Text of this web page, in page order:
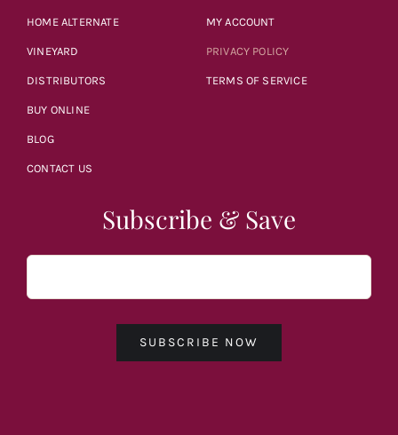
HOME ALTERNATE
VINEYARD
DISTRIBUTORS
BUY ONLINE
BLOG
CONTACT US
MY ACCOUNT
PRIVACY POLICY
TERMS OF SERVICE
Subscribe & Save
SUBSCRIBE NOW